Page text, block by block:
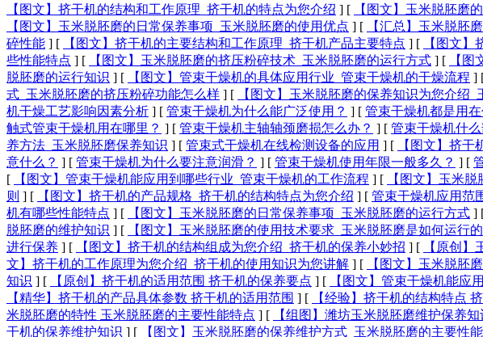
【图文】挤干机的结构和工作原理_挤干机的特点为您介绍 ] [ 【图文】玉米脱胚磨
【图文】玉米脱胚磨的日常保养事项_玉米脱胚磨的使用优点 ] [ 【汇总】玉米脱胚
碎性能 ] [ 【图文】挤干机的主要结构和工作原理_挤干机产品主要特点 ] [ 【图文
些性能特点 ] [ 【图文】玉米脱胚磨的挤压粉碎技术_玉米脱胚磨的运行方式 ] [ 【
脱胚磨的运行知识 ] [ 【图文】管束干燥机的具体应用行业_管束干燥机的干燥流程 ]
式_玉米脱胚磨的挤压粉碎功能怎么样 ] [ 【图文】玉米脱胚磨的保养知识为您介绍
机干燥工艺影响因素分析 ] [ 管束干燥机为什么能广泛使用？ ] [ 管束干燥机都是用在
触式管束干燥机用​在哪里？ ] [ 管束干燥机主轴轴颈磨损怎么办？ ] [ 管束干燥机什
养方法_玉米脱胚磨保养知识 ] [ 管束式干燥机在线检测设备的应用 ] [ 【图文】挤
意什么？ ] [ 管束干燥机为什么要注意润滑？ ] [ 管束干燥机使用年限一般多久？ ] [
[
【图文】管束干燥机能应用到哪些行业_管束干燥机的工作流程 ] [ 【图文】玉米
则 ] [ 【图文】挤干机的产品规格_挤干机的结构特点为您介绍 ] [ 管束干燥机应用范
机有哪些性能特点 ] [ 【图文】玉米脱胚磨的日常保养事项_玉米脱胚磨的运行方式 ]
脱胚磨的维护知识 ] [ 【图文】玉米脱胚磨的使用技术要求_玉米脱胚磨是如何运行的
进行保养 ] [ 【图文】挤干机的结构组成为您介绍_挤干机的保养小妙招 ] [ 【原创
文】挤干机的工作原理为您介绍_挤干机的使用知识为您讲解 ] [ 【图文】玉米脱胚
知识 ] [ 【原创】挤干机的适用范围 挤干机的保养要点 ] [ 【图文】管束干燥机能应
【精华】挤干机的产品具体参数 挤干机的适用范围 ] [ 【经验】挤干机的结构特点
米脱胚磨的特性 玉米脱胚磨的主要性能特点 ] [ 【组图】潍坊玉米脱胚磨维护保养
干机的保养维护知识 ] [ 【图文】玉米脱胚磨的保养维护方式_玉米脱胚磨的主要性